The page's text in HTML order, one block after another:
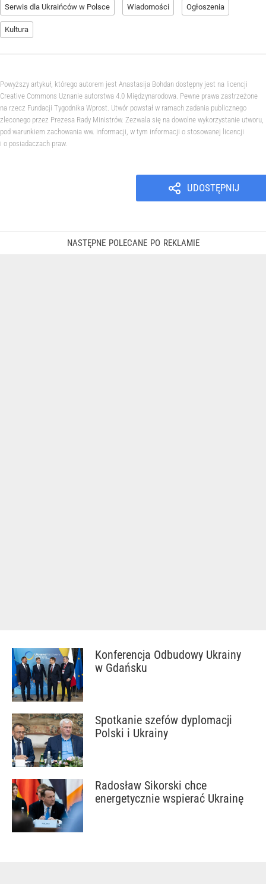
Serwis dla Ukraińców w Polsce Wiadomości Ogłoszenia
Kultura
Powyższy artykuł, którego autorem jest Anastasija Bohdan dostępny jest na licencji
Creative Commons Uznanie autorstwa 4.0 Międzynarodowa. Pewne prawa zastrzeżone
na rzecz Fundacji Tygodnika Wprost. Utwór powstał w ramach zadania publicznego
zleconego przez Prezesa Rady Ministrów. Zezwala się na dowolne wykorzystanie utworu,
pod warunkiem zachowania ww. informacji, w tym informacji o stosowanej licencji
i o posiadaczach praw.
UDOSTĘPNIJ
Konferencja Odbudowy Ukrainy
w Gdańsku
Spotkanie szefów dyplomacji
Polski i Ukrainy
Radosław Sikorski chce
energetycznie wspierać Ukrainę